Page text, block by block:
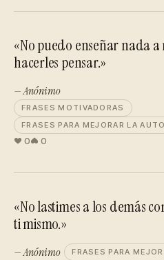
«No puedo enseñar nada
hacerles pensar.»
— Anónimo
FRASES MOTIVADORAS
FRASES PARA MEJORAR LA
0 0
«No lastimes a los demás
ti mismo.»
— Anónimo FRASES PARA